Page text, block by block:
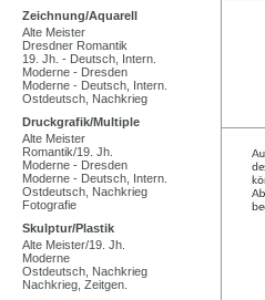
Zeichnung/Aquarell
Alte Meister
Dresdner Romantik
19. Jh. - Deutsch, Intern.
Moderne - Dresden
Moderne - Deutsch, Intern.
Ostdeutsch, Nachkrieg
Druckgrafik/Multiple
Alte Meister
Romantik/19. Jh.
Moderne - Dresden
Moderne - Deutsch, Intern.
Ostdeutsch, Nachkrieg
Fotografie
Skulptur/Plastik
Alte Meister/19. Jh.
Moderne
Ostdeutsch, Nachkrieg
Nachkrieg, Zeitgen.